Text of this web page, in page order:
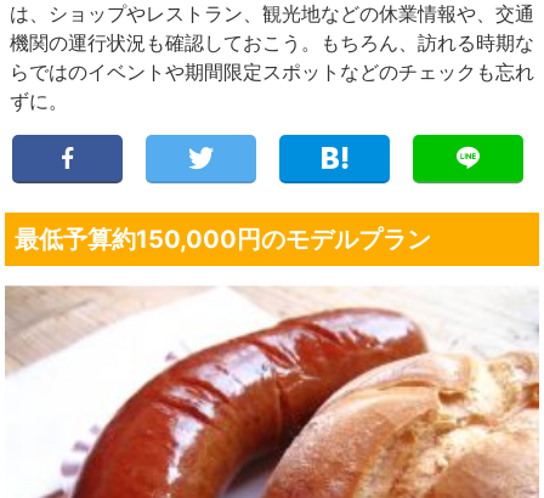
は、ショップやレストラン、観光地などの休業情報や、交通
機関の運行状況も確認しておこう。もちろん、訪れる時期な
らではのイベントや期間限定スポットなどのチェックも忘れ
ずに。
最低予算約150,000円のモデルプラン